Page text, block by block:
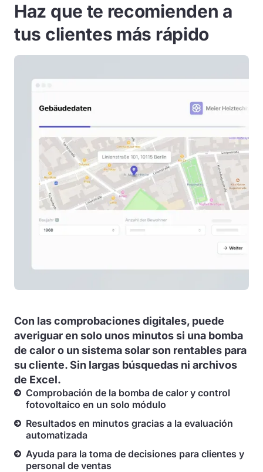
Haz que te recomienden a
tus clientes más rápido
Con las comprobaciones digitales, puede
averiguar en solo unos minutos si una bomba
de calor o un sistema solar son rentables para
su cliente. Sin largas búsquedas ni archivos
de Excel.
Comprobación de la bomba de calor y control
fotovoltaico en un solo módulo
Resultados en minutos gracias a la evaluación
automatizada
Ayuda para la toma de decisiones para clientes y
personal de ventas